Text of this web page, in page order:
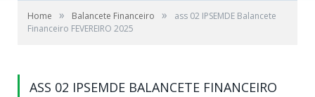
Home » Balancete Financeiro »
ass 02 IPSEMDE Balancete
Financeiro FEVEREIRO 2025
ASS 02 IPSEMDE BALANCETE FINANCEIRO